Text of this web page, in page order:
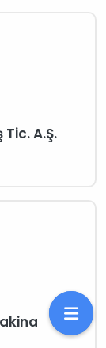
A.Ş.